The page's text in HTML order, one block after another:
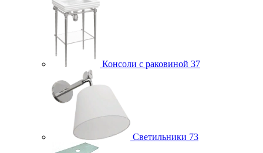
Консоли с раковиной 37
Светильники 73